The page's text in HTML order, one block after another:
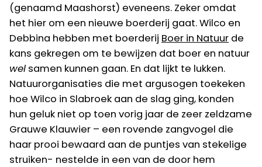
(genaamd Maashorst) eveneens. Zeker omdat
het hier om een nieuwe boerderij gaat. Wilco en
Debbina hebben met boerderij Boer in Natuur de
kans gekregen om te bewijzen dat boer en natuur
wel samen kunnen gaan. En dat lijkt te lukken.
Natuurorganisaties die met argusogen toekeken
hoe Wilco in Slabroek aan de slag ging, konden
hun geluk niet op toen vorig jaar de zeer zeldzame
Grauwe Klauwier – een rovende zangvogel die
haar prooi bewaard aan de puntjes van stekelige
struiken- nestelde in een van de door hem